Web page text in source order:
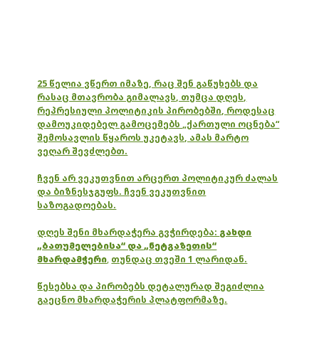
25 წელია ვწერთ იმაზე, რაც შენ გაწუხებს და
რასაც მთავრობა გიმალავს, თუმცა დღეს,
რეპრესიული პოლიტიკის პირობებში, როდესაც
დამოუკიდებელ გამოცემებს „ქართული ოცნება“
შემოსავლის წყაროს უკეტავს, ამას მარტო
ვეღარ შევძლებთ.
ჩვენ არ ვეკუთვნით არცერთ პოლიტიკურ ძალას
და ბიზნესჯგუფს. ჩვენ ვეკუთვნით
საზოგადოებას.
დღეს შენი მხარდაჭერა გვჭირდება: გახდი
„ბათუმელებისა“ და „ნეტგაზეთის“
მხარდამჭერი, თუნდაც თვეში 1 ლარიდან.
წესებსა და პირობებს დეტალურად შეგიძლია
გაეცნო მხარდაჭერის პლატფორმაზე.